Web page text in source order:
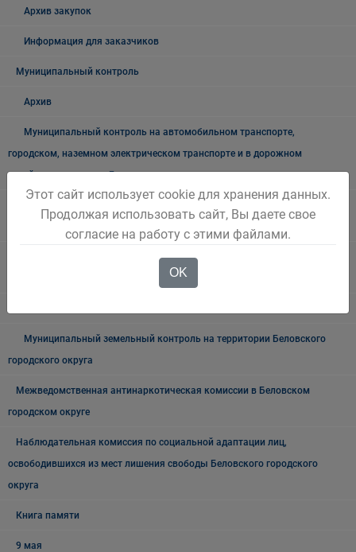
Архив закупок
Информация для заказчиков
Муниципальный контроль
Архив
Муниципальный контроль на автомобильном транспорте,
городском, наземном электрическом транспорте и в дорожном
хозяйстве в границах Беловского городского округа
Муниципальный жилищный контроль на территории Беловского
Муниципальный лесной контроль на территории "Беловского
Муниципальный земельный контроль на территории Беловского
городского округа
Межведомственная антинаркотическая комиссии в Беловском
городском округе
Наблюдательная комиссия по социальной адаптации лиц,
освободившихся из мест лишения свободы Беловского городского
округа
Книга памяти
9 мая
Этот сайт использует cookie для хранения данных.
Продолжая использовать сайт, Вы даете свое
согласие на работу с этими файлами.
OK